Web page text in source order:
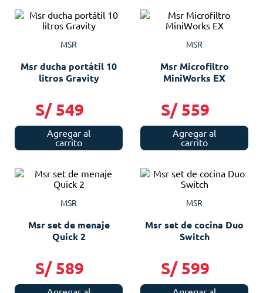
MSR
Msr ducha portátil 10
litros Gravity
S/ 549
Agregar al
carrito
MSR
Msr Microfiltro
MiniWorks EX
S/ 559
Agregar al
carrito
MSR
Msr set de menaje
Quick 2
S/ 589
MSR
Msr set de cocina Duo
Switch
S/ 599